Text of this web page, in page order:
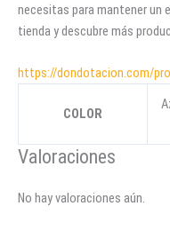
necesitas para mantener un
tienda y descubre más
https://dondotacion.com/
COLOR
Valoraciones
No hay valoraciones aún.